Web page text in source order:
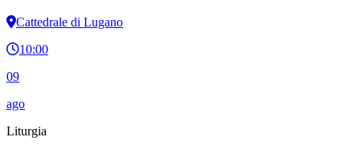
Cattedrale di Lugano
10:00
09
ago
Liturgia